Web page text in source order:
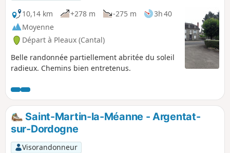
10,14 km
+278 m -275 m
3h 40
Moyenne
Départ à Pleaux (Cantal)
Belle randonnée partiellement abritée du soleil
radieux. Chemins bien entretenus.
Saint-Martin-la-Méanne - Argentat-
sur-Dordogne
Visorandonneur